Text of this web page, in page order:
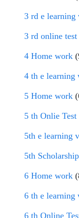
3 rd e learning
3 rd online test
4 Home work
4 th e learning
5 Home work
5 th Onlie Test
5th e learning
5th Scholarship
6 Home work
6 th e learning
6 th Online